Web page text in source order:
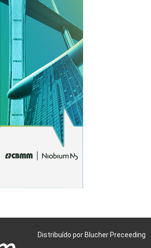
Distribuído por Blucher Preceeding